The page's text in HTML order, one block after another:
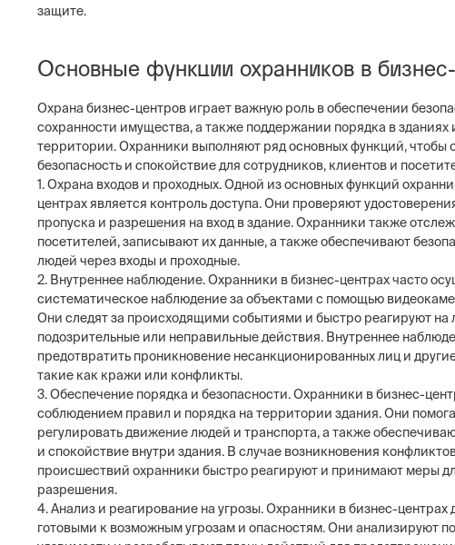
защите.
Основные функции охранников в
Охрана бизнес-центров играет важную роль в обеспечении
сохранности имущества, а также поддержании порядка в зданиях
территории. Охранники выполняют ряд основных функций, чтобы
безопасность и спокойствие для сотрудников, клиентов и
1. Охрана входов и проходных. Одной из основных функций
центрах является контроль доступа. Они проверяют
пропуска и разрешения на вход в здание. Охранники также
посетителей, записывают их данные, а также обеспечивают
людей через входы и проходные.
2. Внутреннее наблюдение. Охранники в бизнес-центрах часто
систематическое наблюдение за объектами с помощью
Они следят за происходящими событиями и быстро реагируют на
подозрительные или неправильные действия. Внутреннее
предотвратить проникновение несанкционированных лиц и
такие как кражи или конфликты.
3. Обеспечение порядка и безопасности. Охранники в бизнес-
соблюдением правил и порядка на территории здания. Они
регулировать движение людей и транспорта, а также
и спокойствие внутри здания. В случае возникновения
происшествий охранники быстро реагируют и принимают меры
разрешения.
4. Анализ и реагирование на угрозы. Охранники в бизнес-центрах
готовыми к возможным угрозам и опасностям. Они анализируют